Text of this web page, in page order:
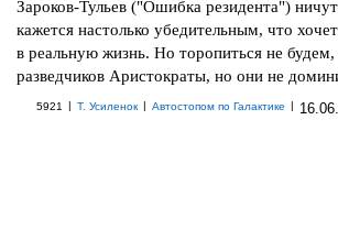
Зароков-Тульев ("Ошибка резидента")
кажется настолько убедительным, что
в реальную жизнь. Но торопиться не
разведчиков Аристократы, но они не
5921 | Т. Усиленок | Автостопом по Галактике |